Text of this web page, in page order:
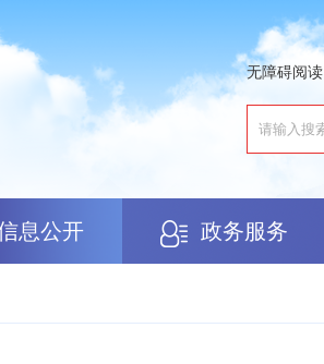
无障碍阅读
息公开 政务服务